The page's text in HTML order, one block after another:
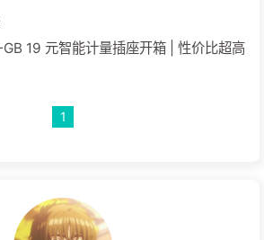
19 元智能计量插座开箱 | 性价比超高
1